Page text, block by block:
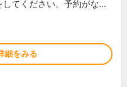
てください。予約がな...
細をみる